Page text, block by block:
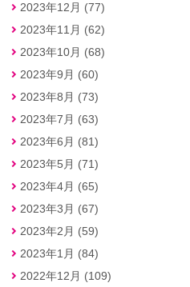
2023年12月 (77)
2023年11月 (62)
2023年10月 (68)
2023年9月 (60)
2023年8月 (73)
2023年7月 (63)
2023年6月 (81)
2023年5月 (71)
2023年4月 (65)
2023年3月 (67)
2023年2月 (59)
2023年1月 (84)
2022年12月 (109)